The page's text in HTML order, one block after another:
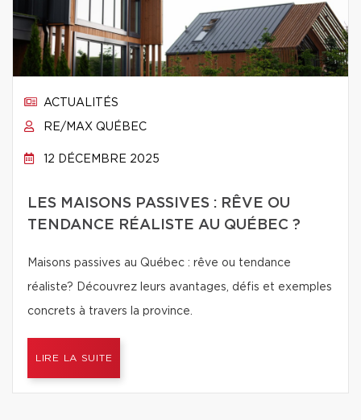
ACTUALITÉS
RE/MAX QUÉBEC
12 DÉCEMBRE 2025
LES MAISONS PASSIVES : RÊVE OU
TENDANCE RÉALISTE AU QUÉBEC ?
Maisons passives au Québec : rêve ou tendance
réaliste? Découvrez leurs avantages, défis et exemples
concrets à travers la province.
LIRE LA SUITE